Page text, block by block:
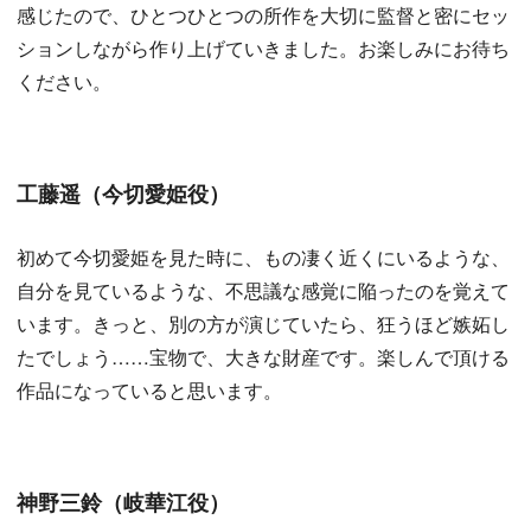
感じたので、ひとつひとつの所作を大切に監督と密にセッ
ションしながら作り上げていきました。お楽しみにお待ち
ください。
工藤遥（今切愛姫役）
初めて今切愛姫を見た時に、もの凄く近くにいるような、
自分を見ているような、不思議な感覚に陥ったのを覚えて
います。きっと、別の方が演じていたら、狂うほど嫉妬し
たでしょう……宝物で、大きな財産です。楽しんで頂ける
作品になっていると思います。
神野三鈴（岐華江役）